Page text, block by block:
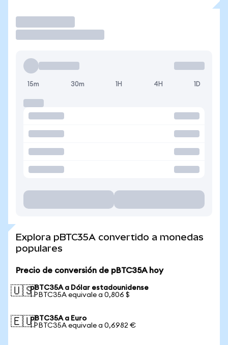
15m 30m 1H 4H 1D
Explora pBTC35A convertido a monedas
populares
Precio de conversión de pBTC35A hoy
🇺🇸pBTC35A a Dólar estadounidense
1 PBTC35A equivale a 0,806 $
🇪🇺pBTC35A a Euro
1 PBTC35A equivale a 0,6982 €